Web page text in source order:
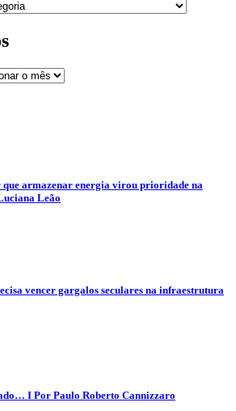
que armazenar energia virou prioridade na
Leão
vencer gargalos seculares na infraestrutura
I Por Paulo Roberto Cannizzaro